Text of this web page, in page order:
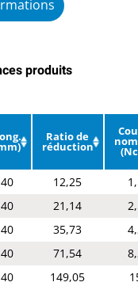
produits
Ratio de
réduction
40 12,25
40 21,14
40 35,73
40 71,54
40 149,05